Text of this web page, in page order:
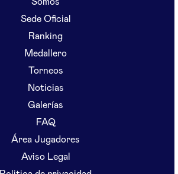
Somos
Sede Oficial
Ranking
Medallero
Torneos
Noticias
Galerías
FAQ
Área Jugadores
Aviso Legal